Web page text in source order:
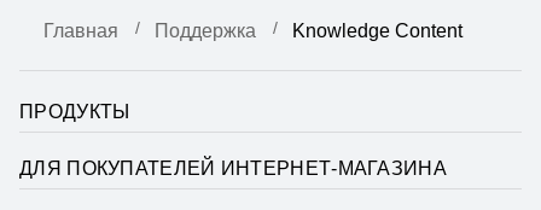
Главная Поддержка Knowledge Content
ПРОДУКТЫ
ДЛЯ ПОКУПАТЕЛЕЙ ИНТЕРНЕТ-МАГАЗИНА